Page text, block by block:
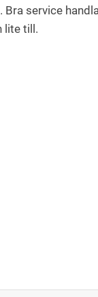
Bra service
lite till.